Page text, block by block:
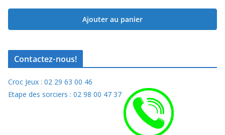
Ajouter au panier
Contactez-nous!
Croc Jeux : 02 29 63 00 46
Etape des sorciers : 02 98 00 47 37